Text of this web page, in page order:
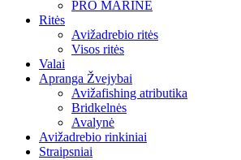
PRO MARINE
Ritės
Avižadrebio ritės
Visos ritės
Valai
Apranga Žvejybai
Avižafishing atributika
Bridkelnės
Avalynė
Avižadrebio rinkiniai
Straipsniai